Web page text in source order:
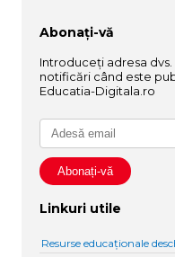
Abonați-vă
Introduceți adresa
notificări când este
Educatia-Digitala.ro
Linkuri utile
Resurse educaționale